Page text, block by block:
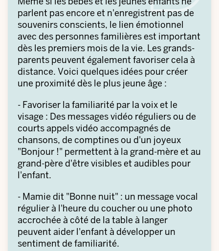
parlent pas encore et n'enregistrent pas de
souvenirs conscients, le lien émotionnel
avec des personnes familières est important
dès les premiers mois de la vie. Les grands-
parents peuvent également favoriser cela à
distance. Voici quelques idées pour créer
une proximité dès le plus jeune âge :
- Favoriser la familiarité par la voix et le
visage : Des messages vidéo réguliers ou de
courts appels vidéo accompagnés de
chansons, de comptines ou d'un joyeux
"Bonjour !" permettent à la grand-mère et au
grand-père d'être visibles et audibles pour
l'enfant.
- Mamie dit "Bonne nuit" : un message vocal
régulier à l'heure du coucher ou une photo
accrochée à côté de la table à langer
peuvent aider l'enfant à développer un
sentiment de familiarité.